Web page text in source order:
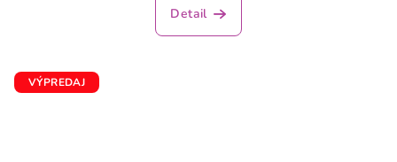
Detail
VÝPREDAJ